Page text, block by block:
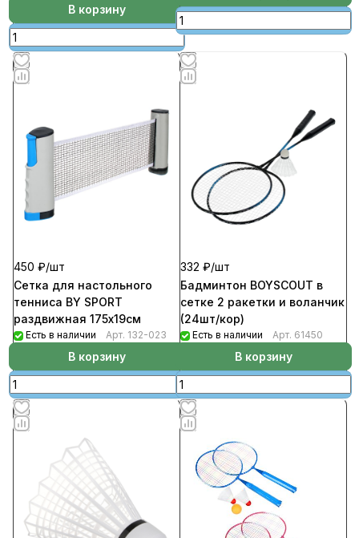
В корзину
450 ₽/шт
Сетка для настольного
тенниса BY SPORT
раздвижная 175х19см
Есть в наличии Арт. 132-023
В корзину
332 ₽/шт
Бадминтон BOYSCOUT в
сетке 2 ракетки и воланчик
(24шт/кор)
Есть в наличии Арт. 61450
В корзину